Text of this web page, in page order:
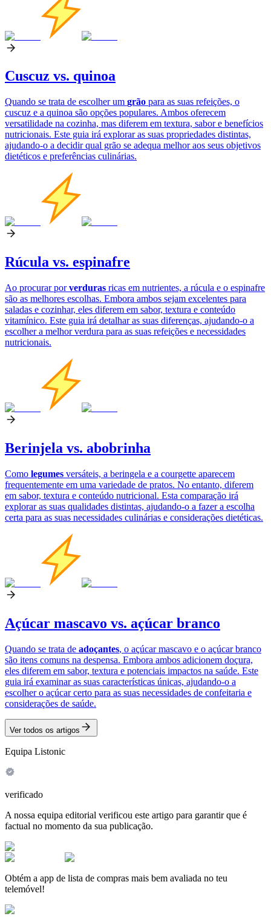
Cuscuz vs. quinoa
Quando se trata de escolher um grão para as suas refeições, o
cuscuz e a quinoa são opções populares. Ambos oferecem
versatilidade na cozinha, mas diferem em textura, sabor e benefícios
nutricionais. Este guia irá explorar as suas propriedades distintas,
ajudando-o a decidir qual grão se adequa melhor aos seus objetivos
dietéticos e preferências culinárias.
Rúcula vs. espinafre
Ao procurar porverduras ricas em nutrientes, a rúcula e o espinafre
são as melhores escolhas. Embora ambos sejam excelentes para
saladas e cozinhar, eles diferem em sabor, textura e conteúdo
vitamínico. Este guia irá detalhar as suas diferenças, ajudando-o a
escolher a melhor verdura para as suas refeições e necessidades
nutricionais.
Berinjela vs. abobrinha
Como legumes versáteis, a beringela e a courgette aparecem
frequentemente em uma variedade de pratos. No entanto, diferem
em sabor, textura e conteúdo nutricional. Esta comparação irá
explorar as suas qualidades distintas, ajudando-o a fazer a escolha
certa para as suas necessidades culinárias e considerações dietéticas.
Açúcar mascavo vs. açúcar branco
Quando se trata de adoçantes, o açúcar mascavo e o açúcar branco
são itens comuns na despensa. Embora ambos adicionem doçura,
eles diferem em sabor, textura e potenciais impactos na saúde. Este
guia irá examinar as suas características únicas, ajudando-o a
escolher o açúcar certo para as suas necessidades de confeitaria e
considerações de saúde.
Ver todos os artigos
Equipa Listonic
verificado
A nossa equipa editorial verificou este artigo para garantir que é
factual no momento da sua publicação.
Obtém a app de lista de compras mais bem avaliada no teu
telemóvel!